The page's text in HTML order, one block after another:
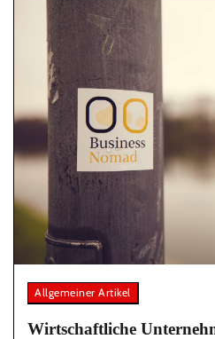
Allgemeiner Artikel
Wirtschaftliche